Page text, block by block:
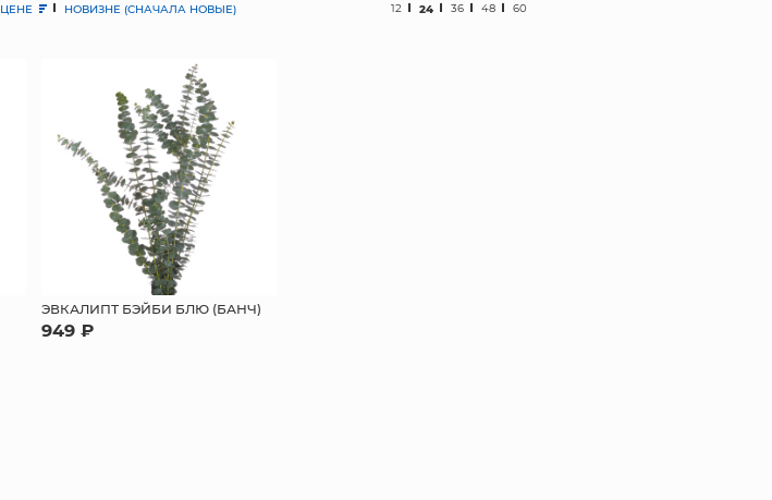
ЦЕНЕ НОВИЗНЕ (СНАЧАЛА НОВЫЕ) 12 24 36 48 60
ЭВКАЛИПТ БЭЙБИ БЛЮ (БАНЧ)
949 ₽